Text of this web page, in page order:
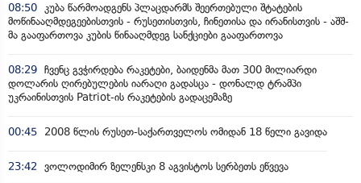
08:50
კუბა წარმოადგენს პლაცდარმს შეერთებული შტატების
მოწინააღმდეგეებისთვის - რუსეთისთვის, ჩინეთისა და ირანისთვის - აშშ-
მა გააფართოვა კუბის წინააღმდეგ სანქციები გააფართოვა
08:29 ჩვენც გვჭირდება რაკეტები, ბაიდენმა მათ 300 მილიარდი
დოლარის ღირებულების იარაღი გადასცა - დონალდ ტრამპი
უკრაინისთვის Patriot-ის რაკეტების გადაცემაზე
00:45 2008 წლის რუსეთ-საქართველოს ომიდან 18 წელი გავიდა
23:42 ვოლოდიმირ ზელენსკი 8 აგვისტოს სერბეთს ეწვევა